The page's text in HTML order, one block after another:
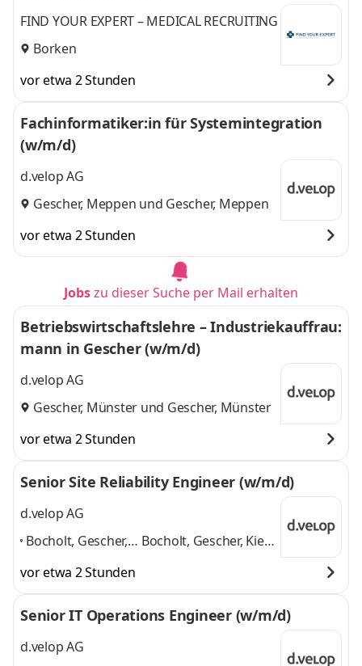
FIND YOUR EXPERT – MEDICAL RECRUITING
Borken
vor etwa 2 Stunden
Fachinformatiker:in für Systemintegration
(w/m/d)
d.velop AG
Gescher, Meppen und Gescher, Meppen
vor etwa 2 Stunden
Jobszu dieser Suche per Mail erhalten
Betriebswirtschaftslehre – Industriekauffrau:
mann in Gescher (w/m/d)
d.velop AG
Gescher, Münster und Gescher, Münster
vor etwa 2 Stunden
Senior Site Reliability Engineer (w/m/d)
d.velop AG
Bocholt, Gescher,
Münster,
Osnabrück, Salem,
Schöppingen,
Bocholt, Gescher, Kiel,
Schöppingenund 6
weitere
vor etwa 2 Stunden
Senior IT Operations Engineer (w/m/d)
d.velop AG